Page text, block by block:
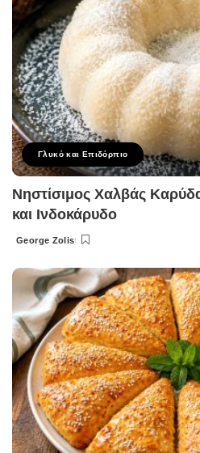
Γλυκό και Επιδόρπιο
Νηστίσιμος Χαλβάς
και Ινδοκάρυδο
Posted
George Zolis